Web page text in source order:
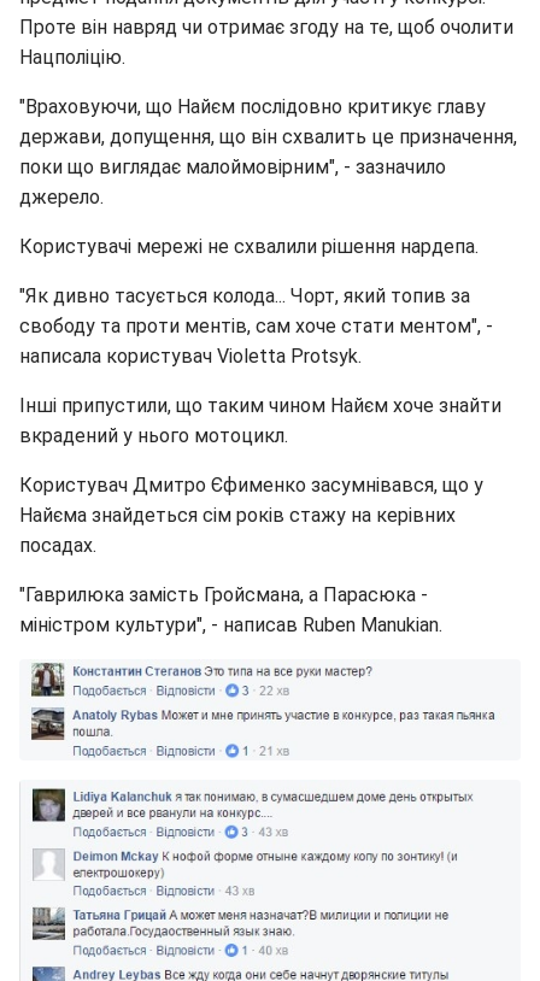
Проте він навряд чи отримає згоду на те, щоб очолити
Нацполіцію.
"Враховуючи, що Найєм послідовно критикує главу
держави, допущення, що він схвалить це призначення,
поки що виглядає малоймовірним", - зазначило
джерело.
Користувачі мережі не схвалили рішення нардепа.
"Як дивно тасується колода... Чорт, який топив за
свободу та проти ментів, сам хоче стати ментом", -
написала користувач Violetta Protsyk.
Інші припустили, що таким чином Найєм хоче знайти
вкрадений у нього мотоцикл.
Користувач Дмитро Єфименко засумнівався, що у
Найєма знайдеться сім років стажу на керівних
посадах.
"Гаврилюка замість Гройсмана, а Парасюка -
міністром культури", - написав Ruben Manukian.